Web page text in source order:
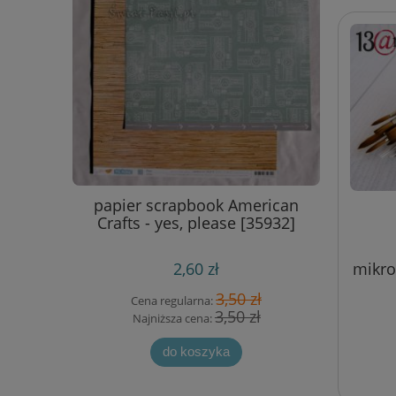
papier scrapbook American
Crafts - yes, please [35932]
2,60 zł
Cena regularna:3,50 zł
Najniższa cena:3,50 zł
do koszyka